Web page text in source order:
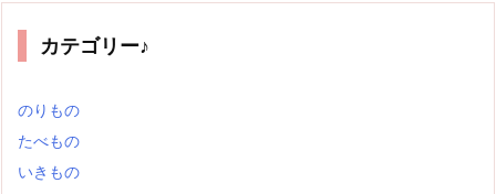
カテゴリー♪
のりもの
たべもの
いきもの